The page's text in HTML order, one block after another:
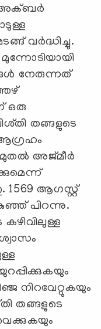
അക്ബർ
വർദ്ധിച്ചു.
നേരുന്നത്
ഒരു
തങ്ങളുടെ
മുതൽ അജ്മീർ
ആഗസ്റ്റ്
പിറന്നു.
നിറവേറ്റുകയും
തങ്ങളുടെ